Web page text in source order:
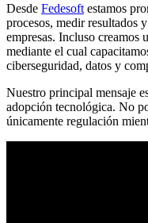
Desde Fedesoft estamos
procesos, medir resultados
empresas. Incluso creamos
mediante el cual
ciberseguridad, datos y
Nuestro principal mensaje
adopción tecnológica. No
únicamente regulación